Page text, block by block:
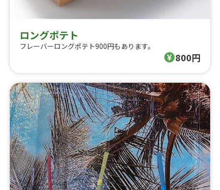
ロングポテト
フレーバーロングポテト900円もあります。
800円